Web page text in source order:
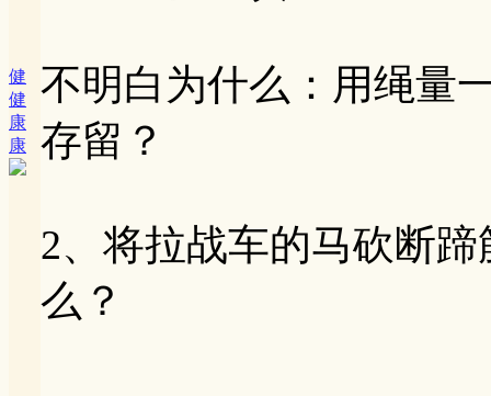
健
健
康
康
不明白为什么：用绳量
存留？
2、将拉战车的马砍断
么？